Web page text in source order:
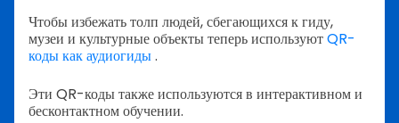
Чтобы избежать толп людей, сбегающихся к гиду,
музеи и культурные объекты теперь используютQR-
коды как аудиогиды.
Эти QR-коды также используются в интерактивном и
бесконтактном обучении.